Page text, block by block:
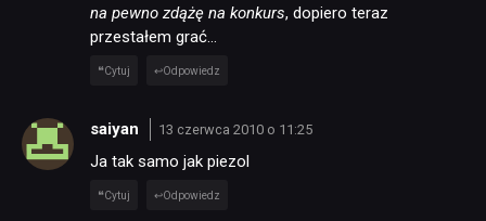
na pewno zdążę na konkurs, dopiero teraz
przestałem grać…
Cytuj Odpowiedz
saiyan 13 czerwca 2010 o 11:25
Ja tak samo jak piezol
Cytuj Odpowiedz